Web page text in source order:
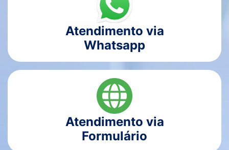
Atendimento via
Whatsapp
Atendimento via
Formulário